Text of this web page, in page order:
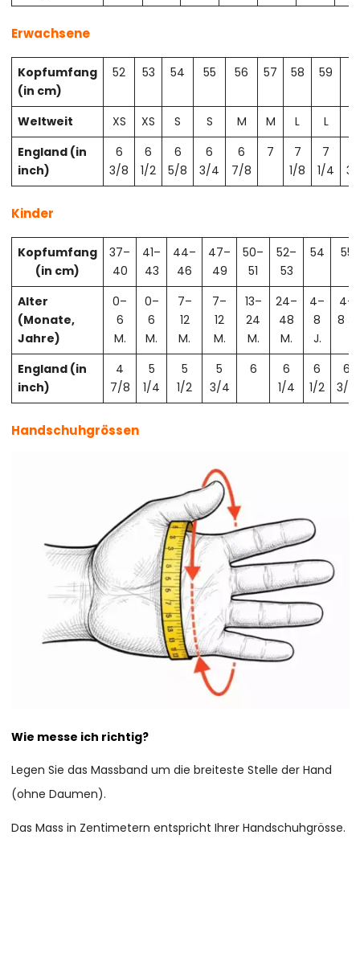
Erwachsene
Kopfumfang
(in cm)
52 53 54 55 56 57 58 59
Weltweit XS XS S S M M L L
England (in
inch)
6
3/8
6
1/2
6
5/8
6
3/4
6
7/8
7
7
1/8
7
1/4
Kinder
Kopfumfang
(in cm)
37–
40
41–
43
44–
46
47–
49
50–
51
52–
53
54 55
Alter
(Monate,
Jahre)
0–
6
M.
0–
6
M.
7–
12
M.
7–
12
M.
13–
24
M.
24–
48
M.
4–
8
J.
4–
8 J.
England (in
inch)
4
7/8
5
1/4
5
1/2
5
3/4
6
6
1/4
6
1/2
6
3/4
Handschuhgrössen
Wie messe ich richtig?
Legen Sie das Massband um die breiteste Stelle der Hand
(ohne Daumen).
Das Mass in Zentimetern entspricht Ihrer Handschuhgrösse.